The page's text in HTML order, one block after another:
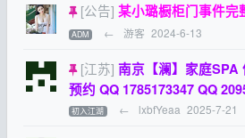
[公告] 某小璐橱柜门事件完
ADM ← 游客 2024-6-13
[江苏] 南京【澜】家庭SPA
预约 QQ 1785173347 QQ
初入江湖 ← lxbfYeaa 2025-7-21